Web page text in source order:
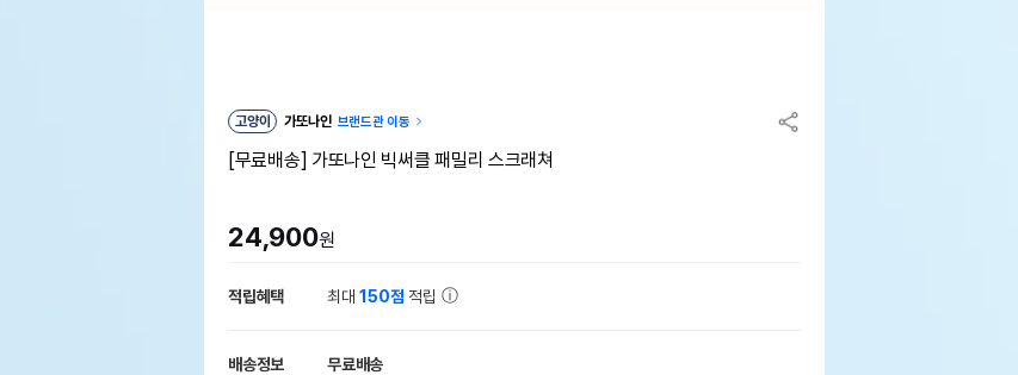
고양이 가또나인 브랜드관 이동
[무료배송] 가또나인 빅써클 패밀리 스크래쳐
24,900원
적립혜택 최대150점 적립
배송정보 무료배송